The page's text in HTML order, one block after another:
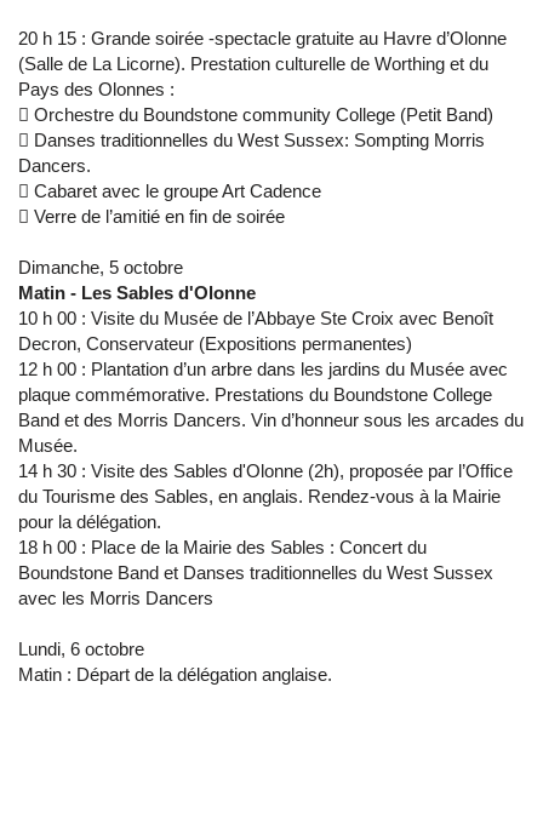
20 h 15 : Grande soirée -spectacle gratuite au Havre d’Olonne
(Salle de La Licorne). Prestation culturelle de Worthing et du
Pays des Olonnes :
 Orchestre du Boundstone community College (Petit Band)
 Danses traditionnelles du West Sussex: Sompting Morris
Dancers.
 Cabaret avec le groupe Art Cadence
 Verre de l’amitié en fin de soirée
Dimanche, 5 octobre
Matin - Les Sables d'Olonne
10 h 00 : Visite du Musée de l’Abbaye Ste Croix avec Benoît
Decron, Conservateur (Expositions permanentes)
12 h 00 : Plantation d’un arbre dans les jardins du Musée avec
plaque commémorative. Prestations du Boundstone College
Band et des Morris Dancers. Vin d’honneur sous les arcades du
Musée.
14 h 30 : Visite des Sables d'Olonne (2h), proposée par l’Office
du Tourisme des Sables, en anglais. Rendez-vous à la Mairie
pour la délégation.
18 h 00 : Place de la Mairie des Sables : Concert du
Boundstone Band et Danses traditionnelles du West Sussex
avec les Morris Dancers
Lundi, 6 octobre
Matin : Départ de la délégation anglaise.